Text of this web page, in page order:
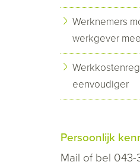
Werknemers
werkgever
eenvoudiger
Persoonlijk
Mail of bel 043-